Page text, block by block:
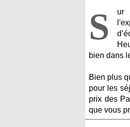
S
ur
bien dans
Bien plus
pour les
prix des
que vous